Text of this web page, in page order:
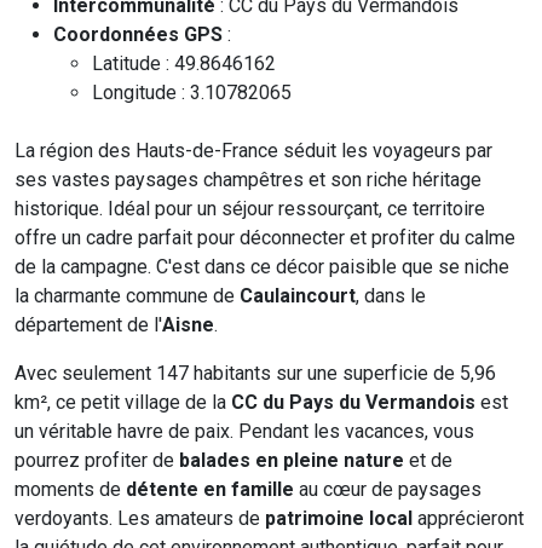
Intercommunalité : CC du Pays du Vermandois
Coordonnées GPS :
Latitude : 49.8646162
Longitude : 3.10782065
La région des Hauts-de-France séduit les voyageurs par
ses vastes paysages champêtres et son riche héritage
historique. Idéal pour un séjour ressourçant, ce territoire
offre un cadre parfait pour déconnecter et profiter du calme
de la campagne. C'est dans ce décor paisible que se niche
la charmante commune de Caulaincourt, dans le
département de l'Aisne.
Avec seulement 147 habitants sur une superficie de 5,96
km², ce petit village de la CC du Pays du Vermandois est
un véritable havre de paix. Pendant les vacances, vous
pourrez profiter de balades en pleine nature et de
moments de détente en famille au cœur de paysages
verdoyants. Les amateurs de patrimoine local apprécieront